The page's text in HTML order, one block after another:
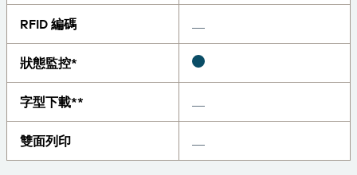
盤點
報告
製藥
透過解決方案
供應商標籤管理
網路研討會
生命週期時間表
已經是 BarTender 的合作夥伴了嗎？了解如何登入合
作夥伴入口網站。
技術協助。
支援方案
為業務需求適時取得支援。
RFID 編碼
狀態監控*
字型下載**
雙面列印